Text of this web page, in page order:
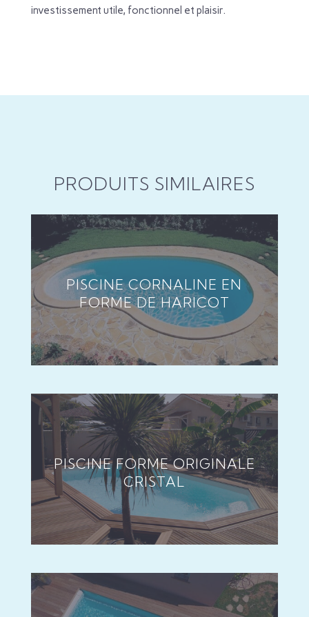
investissement utile, fonctionnel et plaisir.
PRODUITS SIMILAIRES
PISCINE CORNALINE EN
FORME DE HARICOT
PISCINE FORME ORIGINALE
CRISTAL